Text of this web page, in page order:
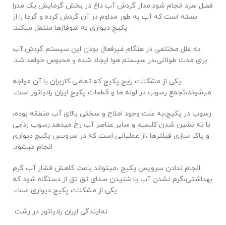
فصل سرد انجام شود.مدار گردش آب داغ در بخش گرمایش یک مدرا
بسته است که آب به طور مداوم در آن گردش کرده و گرما را از
پکیج دیواری به شوفاژها منتقل میکند.
به علل مختلفی در هنگام غیرفعال بودن این سیستم گردش آب
برای مدت طولانی،در سیستم هوا ایجاد شده و محبوس خواهد شد.
یکی از مشکلات رایج پکیج که تمامی کاربران با آن مواجه
میشوند،تجمع رسوب در لوله ها و قطعات پکیج ایران رادیاتور است.
رسوب در پکیج،به علت وجود املاح و سختی بالای آب منطقه بوده،
با ته نشین شدن کلسیم و سایر عناصر آب رخ میدهد.رسوب زدایی
و پاک سازی فیلترها ،از عملیاتی است که در سرویس پکیج دیواری
انجام میشود.
انجام ندادن سرویس پکیج ،میتواند باعث کاهش فشار آب گرم
بهداشتی،گرم نشدن آب یا شنیدن صدای تق تق از دستگاه شود که
یکی از مشکلات پکیج دیواری است.
نمایندگی ایران رادیاتور در رشت